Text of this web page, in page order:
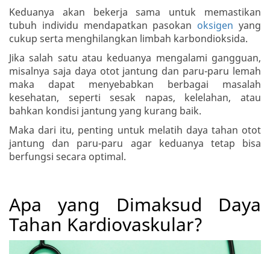
Keduanya akan bekerja sama untuk memastikan
tubuh individu mendapatkan pasokan oksigen yang
cukup serta menghilangkan limbah karbondioksida.
Jika salah satu atau keduanya mengalami gangguan,
misalnya saja daya otot jantung dan paru-paru lemah
maka dapat menyebabkan berbagai masalah
kesehatan, seperti sesak napas, kelelahan, atau
bahkan kondisi jantung yang kurang baik.
Maka dari itu, penting untuk melatih daya tahan otot
jantung dan paru-paru agar keduanya tetap bisa
berfungsi secara optimal.
Apa yang Dimaksud Daya
Tahan Kardiovaskular?